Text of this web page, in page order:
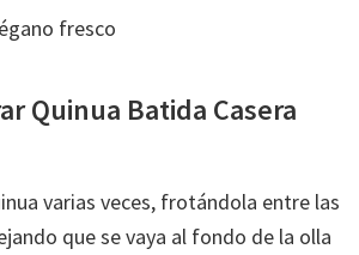
fresco
Quinua Batida Casera
varias veces, frotándola entre las
que se vaya al fondo de la olla